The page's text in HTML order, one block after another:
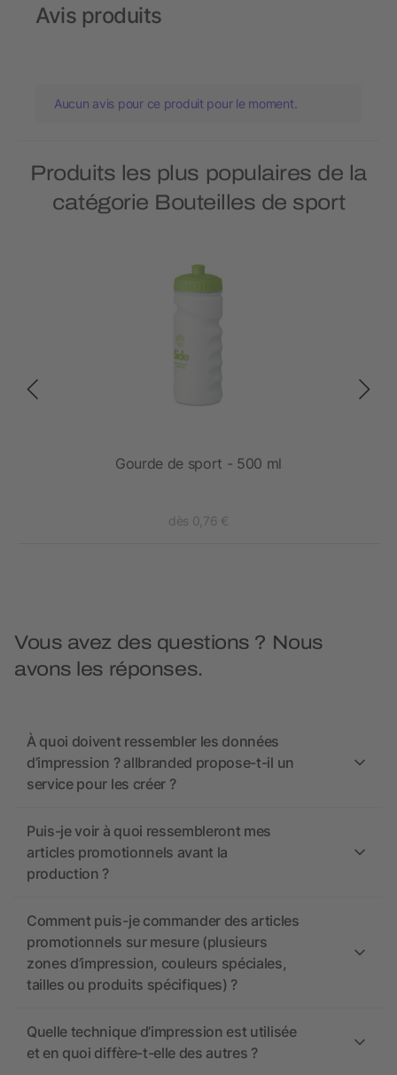
Avis produits
Aucun avis pour ce produit pour le moment.
Produits les plus populaires de la
catégorie Bouteilles de sport
Gourde de sport - 500 ml
dès 0,76 €
Vous avez des questions ? Nous
avons les réponses.
À quoi doivent ressembler les données
d’impression ? allbranded propose-t-il un
service pour les créer ?
Puis-je voir à quoi ressembleront mes
articles promotionnels avant la
production ?
Comment puis-je commander des articles
promotionnels sur mesure (plusieurs
zones d’impression, couleurs spéciales,
tailles ou produits spécifiques) ?
Quelle technique d’impression est utilisée
et en quoi diffère-t-elle des autres ?